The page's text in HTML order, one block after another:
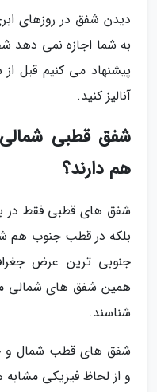
دیدن شفق در روزهای
به شما اجازه نمی دهد
پیشنهاد می کنیم قبل
آنالیز کنید.
شفق قطبی
هم دارند؟
شفق های قطبی فقط در
بلکه در قطب جنوب هم
جنوبی ترین عرض
همین شفق های شمالی
شناسند.
شفق های قطب شمال و
و از لحاظ فیزیکی